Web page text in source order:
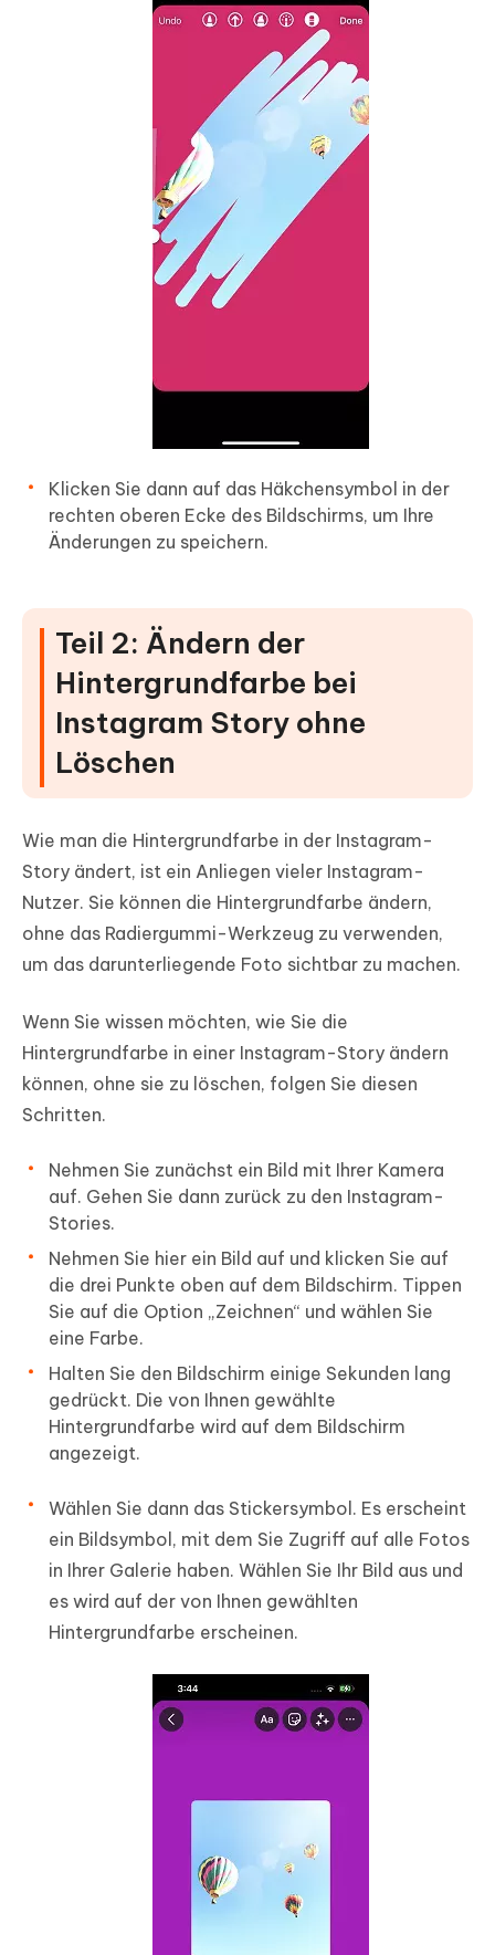
Klicken Sie dann auf das Häkchensymbol in der
rechten oberen Ecke des Bildschirms, um Ihre
Änderungen zu speichern.
Teil 2: Ändern der
Hintergrundfarbe bei
Instagram Story ohne
Löschen
Wie man die Hintergrundfarbe in der Instagram-
Story ändert, ist ein Anliegen vieler Instagram-
Nutzer. Sie können die Hintergrundfarbe ändern,
ohne das Radiergummi-Werkzeug zu verwenden,
um das darunterliegende Foto sichtbar zu machen.
Wenn Sie wissen möchten, wie Sie die
Hintergrundfarbe in einer Instagram-Story ändern
können, ohne sie zu löschen, folgen Sie diesen
Schritten.
Nehmen Sie zunächst ein Bild mit Ihrer Kamera
auf. Gehen Sie dann zurück zu den Instagram-
Stories.
Nehmen Sie hier ein Bild auf und klicken Sie auf
die drei Punkte oben auf dem Bildschirm. Tippen
Sie auf die Option „Zeichnen“ und wählen Sie
eine Farbe.
Halten Sie den Bildschirm einige Sekunden lang
gedrückt. Die von Ihnen gewählte
Hintergrundfarbe wird auf dem Bildschirm
angezeigt.
Wählen Sie dann das Stickersymbol. Es erscheint
ein Bildsymbol, mit dem Sie Zugriff auf alle Fotos
in Ihrer Galerie haben. Wählen Sie Ihr Bild aus und
es wird auf der von Ihnen gewählten
Hintergrundfarbe erscheinen.